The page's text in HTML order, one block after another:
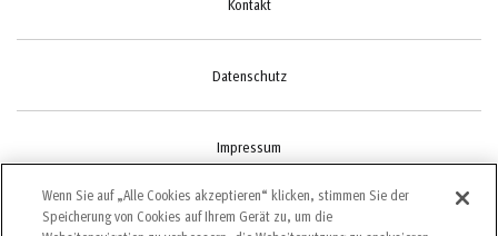
Datenschutz
Impressum
Cookie-Einstellungen
Wenn Sie auf „Alle Cookies akzeptieren“ klicken, stimmen Sie der
Speicherung von Cookies auf Ihrem Gerät zu, um die